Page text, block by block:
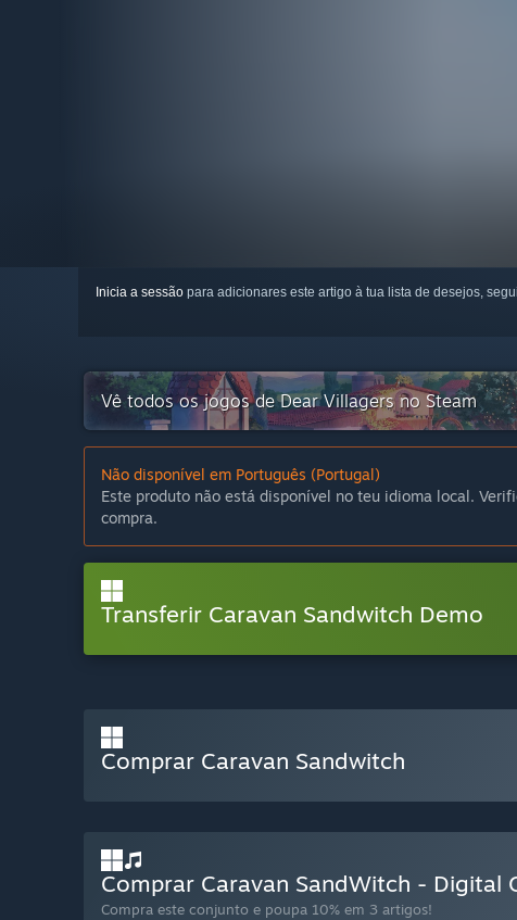
Inicia a sessão para adicionares este artigo à tua lista de desejos,
Vê todos os jogos de Dear Villagers no Steam
Não disponível em Português (Portugal)
Este produto não está disponível no teu idioma local.
compra.
Transferir Caravan Sandwitch Demo
Comprar Caravan Sandwitch
Comprar Caravan SandWitch - Digital
Compra este conjunto e poupa 10% em 3 artigos!